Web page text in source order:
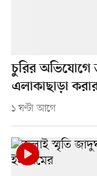
চুরির অভিযোগে
এলাকাছাড়া
১ ঘণ্টা আগে